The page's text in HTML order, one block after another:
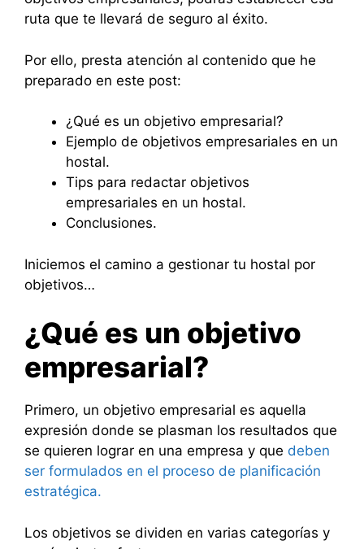
ruta que te llevará de seguro al éxito.
Por ello, presta atención al contenido que he
preparado en este post:
¿Qué es un objetivo empresarial?
Ejemplo de objetivos empresariales en un
hostal.
Tips para redactar objetivos
empresariales en un hostal.
Conclusiones.
Iniciemos el camino a gestionar tu hostal por
objetivos…
¿Qué es un objetivo
empresarial?
Primero, un objetivo empresarial es aquella
expresión donde se plasman los resultados que
se quieren lograr en una empresa y que deben
ser formulados en el proceso de planificación
estratégica.
Los objetivos se dividen en varias categorías y